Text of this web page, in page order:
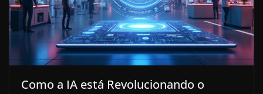
Como a IA está Revolucionando o